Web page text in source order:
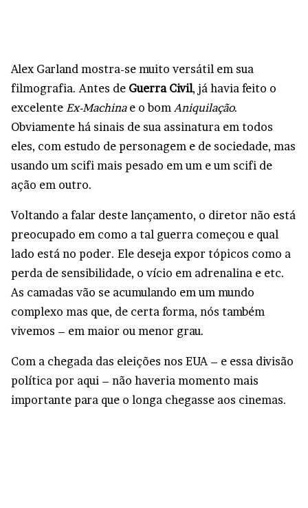
Alex Garland mostra-se muito versátil em sua
filmografia. Antes de Guerra Civil, já havia feito o
excelente Ex-Machinae o bom Aniquilação.
Obviamente há sinais de sua assinatura em todos
eles, com estudo de personagem e de sociedade, mas
usando um scifi mais pesado em um e um scifi de
ação em outro.
Voltando a falar deste lançamento, o diretor não está
preocupado em como a tal guerra começou e qual
lado está no poder. Ele deseja expor tópicos como a
perda de sensibilidade, o vício em adrenalina e etc.
As camadas vão se acumulando em um mundo
complexo mas que, de certa forma, nós também
vivemos – em maior ou menor grau.
Com a chegada das eleições nos EUA – e essa divisão
política por aqui – não haveria momento mais
importante para que o longa chegasse aos cinemas.